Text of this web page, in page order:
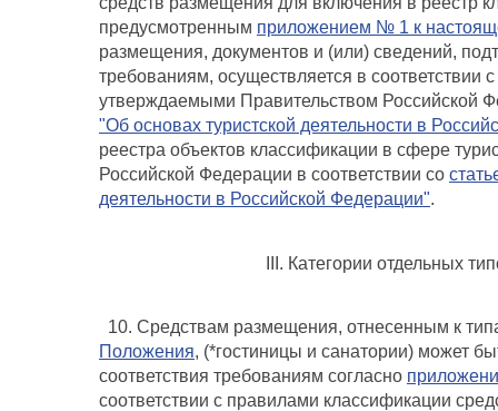
предусмотренным приложением № 1 к
размещения, документов и (или) сведений,
требованиям, осуществляется в
утверждаемыми Правительством Российской
"Об основах туристской деятельности в
реестра объектов классификации в сфере
Российской Федерации в соответствии со
деятельности в Российской Федерации".
III. Категории отдельных
10. Средствам размещения, отнесенным к
Положения, (*гостиницы и санатории) может
соответствия требованиям согласно
соответствии с правилами классификации